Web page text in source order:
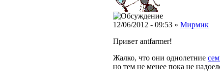
12/06/2012 - 09:53 » Мирмик
Привет antfarmer!
Жалко, что они однолетние
но тем не менее пока не